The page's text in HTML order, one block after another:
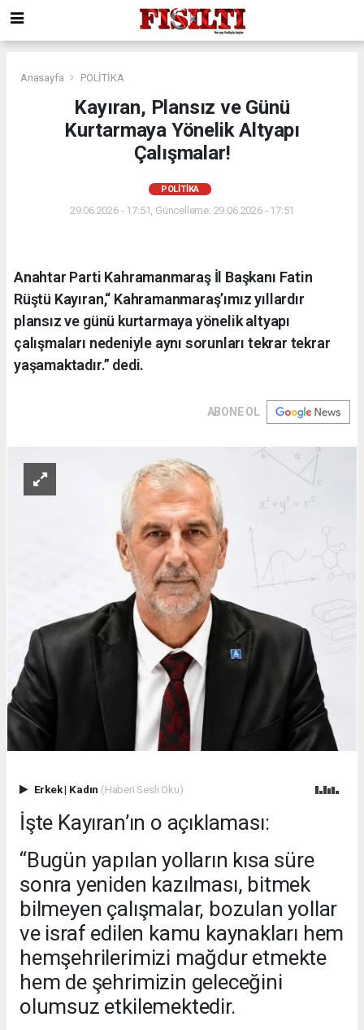
Anasayfa POLİTİKA
Kayıran, Plansız ve Günü
Kurtarmaya Yönelik Altyapı
Çalışmalar!
POLİTİKA
29.06.2026 - 17:51, Güncelleme: 29.06.2026 - 17:51
Anahtar Parti Kahramanmaraş İl Başkanı Fatin
Rüştü Kayıran,“ Kahramanmaraş’ımız yıllardır
plansız ve günü kurtarmaya yönelik altyapı
çalışmaları nedeniyle aynı sorunları tekrar tekrar
yaşamaktadır.” dedi.
ABONE OL
Erkek| Kadın (Haberi Sesli Oku)
İşte Kayıran’ın o açıklaması:
“Bugün yapılan yolların kısa süre
sonra yeniden kazılması, bitmek
bilmeyen çalışmalar, bozulan yollar
ve israf edilen kamu kaynakları hem
hemşehrilerimizi mağdur etmekte
hem de şehrimizin geleceğini
olumsuz etkilemektedir.